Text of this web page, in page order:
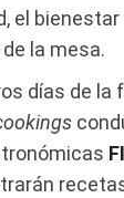
el
la mesa.
días de la